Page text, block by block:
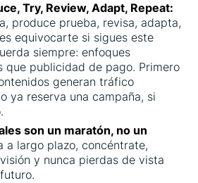
Try, Review, Adapt, Repeat:
produce prueba, revisa, adapta,
equivocarte si sigues este
siempre: enfoques
que publicidad de pago. Primero
generan tráfico
ya reserva una campaña, si
son un maratón, no un
a largo plazo, concéntrate,
y nunca pierdas de vista